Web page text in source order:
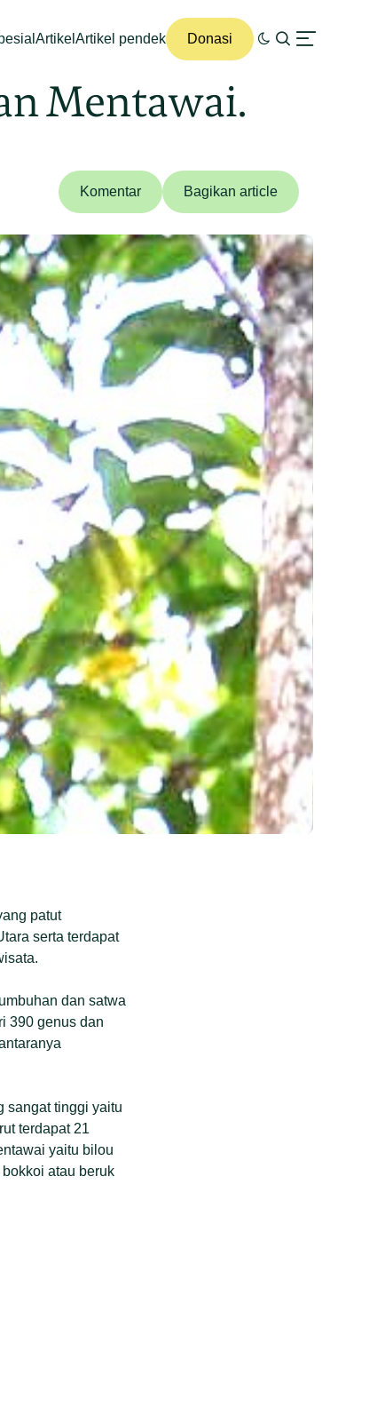
Artikel Artikel pendek Donasi
Mentawai.
Komentar Bagikan article
patut
serta terdapat
dan satwa
390 genus dan
sangat tinggi yaitu
terdapat 21
yaitu bilou
bokkoi atau beruk